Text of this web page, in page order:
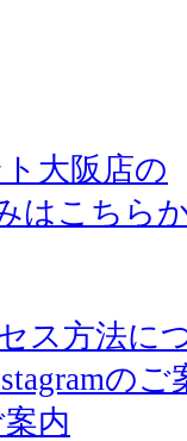
大阪店の
はこちら
ス方法に
のご
内